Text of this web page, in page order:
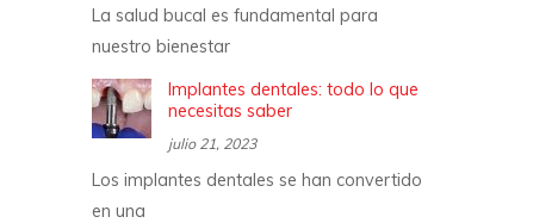
La salud bucal es fundamental para
nuestro bienestar
Implantes dentales: todo lo que
necesitas saber
julio 21, 2023
Los implantes dentales se han convertido
en una